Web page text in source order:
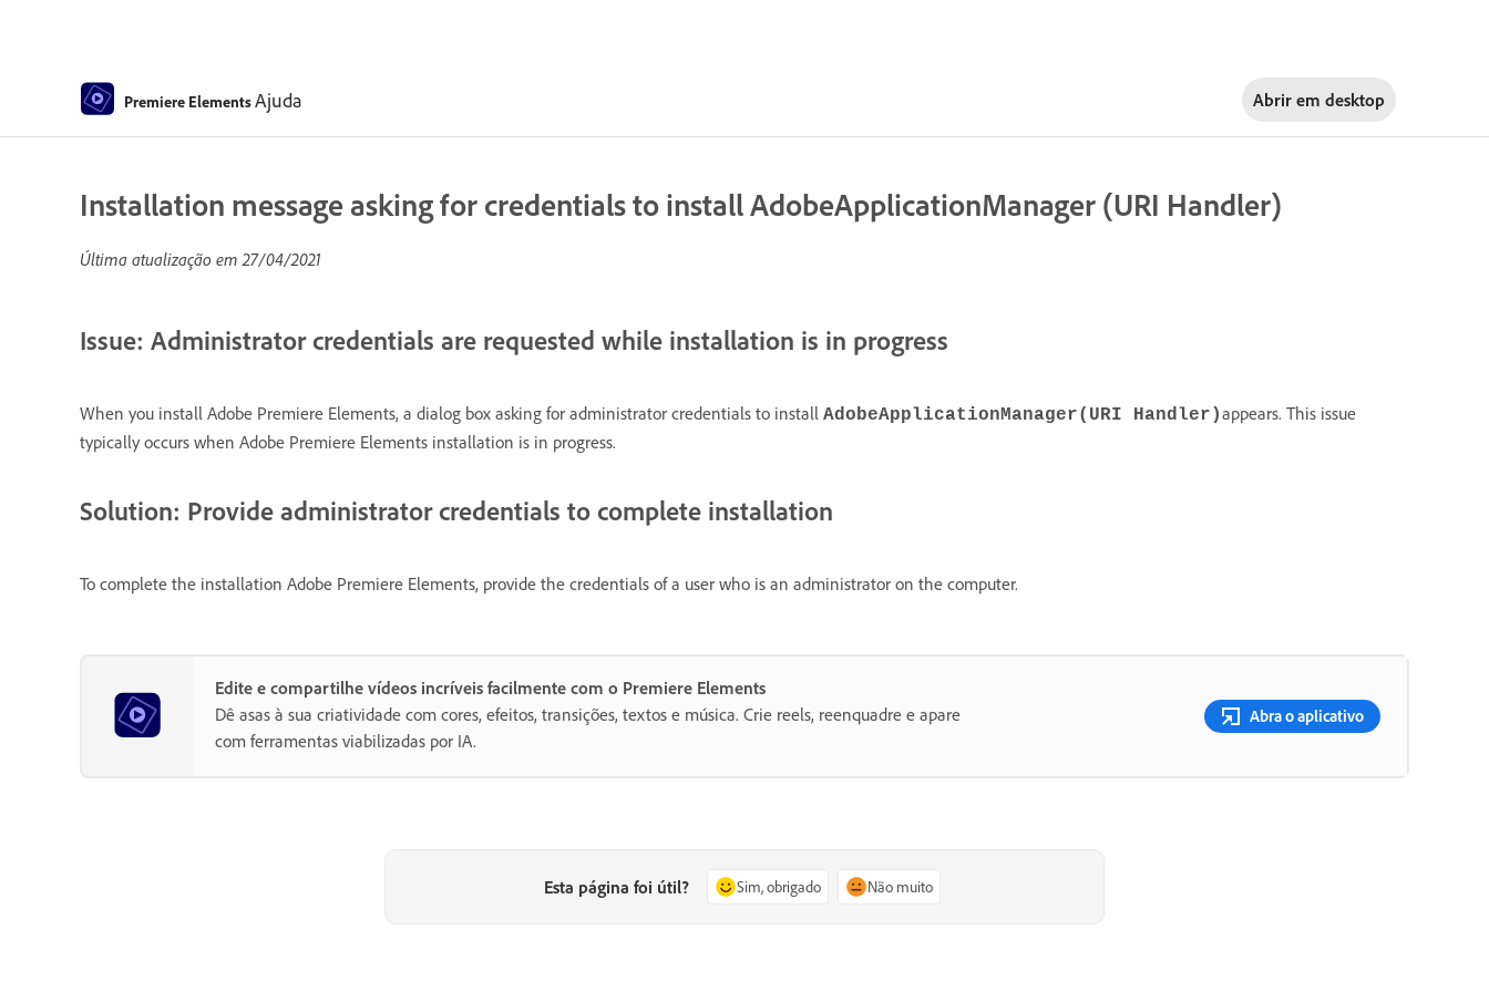
Premiere ElementsAjuda Abrir em desktop
Installation message asking for credentials to install AdobeApplicationManager (URI Handler)
Última atualização em27/04/2021
Issue: Administrator credentials are requested while installation is in progress
When you install Adobe Premiere Elements, a dialog box asking for administrator credentials to install AdobeApplicationManager(URI Handler)appears. This issue
typically occurs when Adobe Premiere Elements installation is in progress.
Solution: Provide administrator credentials to complete installation
To complete the installation Adobe Premiere Elements, provide the credentials of a user who is an administrator on the computer.
Edite e compartilhe vídeos incríveis facilmente com o Premiere Elements
Dê asas à sua criatividade com cores, efeitos, transições, textos e música. Crie reels, reenquadre e apare
com ferramentas viabilizadas por IA.
Abra o aplicativo
Esta página foi útil? Sim, obrigado Não muito